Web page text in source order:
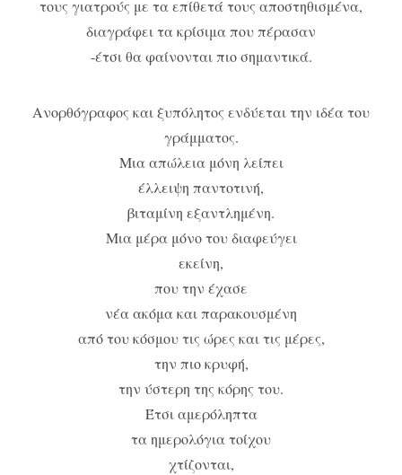
τους γιατρούς με τα επίθετά τους αποστηθισμένα,
διαγράφει τα κρίσιμα που πέρασαν
-έτσι θα φαίνονται πιο σημαντικά.
Ανορθόγραφος και ξυπόλητος ενδύεται την ιδέα του
γράμματος.
Μια απώλεια μόνη λείπει
έλλειψη παντοτινή,
βιταμίνη εξαντλημένη.
Μια μέρα μόνο του διαφεύγει
εκείνη,
που την έχασε
νέα ακόμα και παρακουσμένη
από του κόσμου τις ώρες και τις μέρες,
την πιο κρυφή,
την ύστερη της κόρης του.
Έτσι αμερόληπτα
τα ημερολόγια τοίχου
χτίζονται,